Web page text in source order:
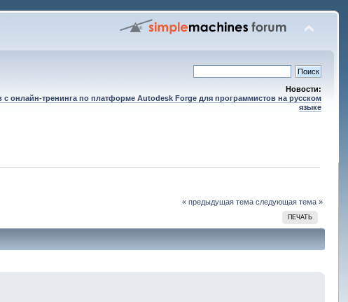
Новости:
с онлайн-тренинга по платформе Autodesk Forge для программистов на русском
языке
« предыдущая тема следующая тема »
ПЕЧАТЬ